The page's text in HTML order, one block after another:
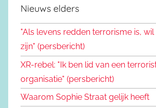
Nieuws elders
"Als levens redden terrorisme is,
zijn" (persbericht)
XR-rebel: "Ik ben lid van een
organisatie" (persbericht)
Waarom Sophie Straat gelijk heeft